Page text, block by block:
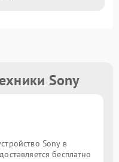
Sony
Sony в
бесплатно